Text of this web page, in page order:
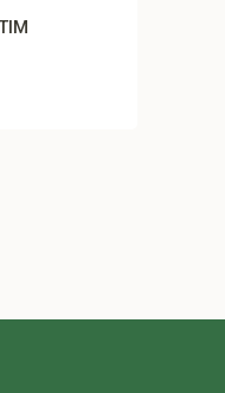
stampa unitario